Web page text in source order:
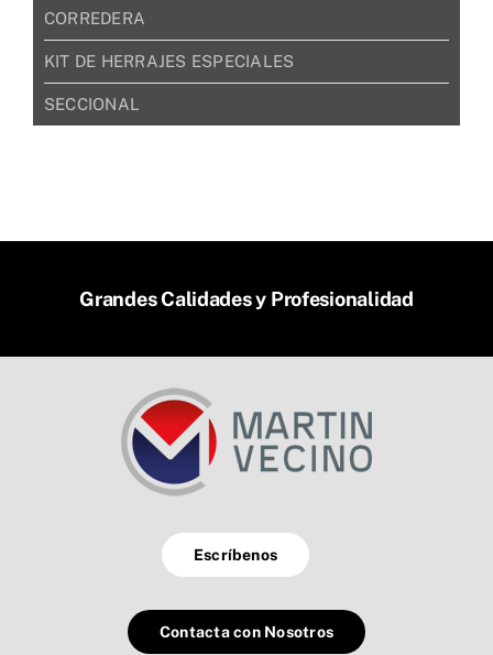
CORREDERA
KIT DE HERRAJES ESPECIALES
SECCIONAL
Grandes Calidades y Profesionalidad
Escríbenos
Contacta con Nosotros